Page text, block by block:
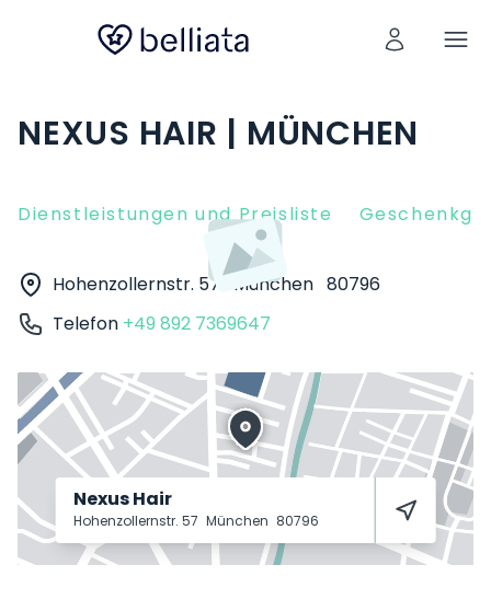
NEXUS HAIR | MÜNCHEN
Dienstleistungen und Preisliste
Hohenzollernstr. 57 München 80796
Telefon +49 892 7369647
Nexus Hair
Hohenzollernstr. 57 München 80796